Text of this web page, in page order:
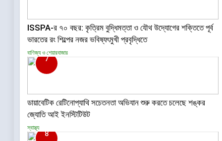
ISSPA-র ৭০ বছর: কৃত্রিম বুদ্ধিমত্তা ও যৌথ উদ্যোগের শক্তিতে পূর্ব
ভারতের রং শিল্পের নজর ভবিষ্যৎমুখী প্রবৃদ্ধিতে
বাণিজ্য ও শেয়ারবাজার
7
ডায়াবেটিক রেটিনোপ্যাথি সচেতনতা অভিযান শুরু করতে চলেছে শঙ্কর
জ্যোতি আই ইনস্টিটিউট
স্বাস্থ্য
8